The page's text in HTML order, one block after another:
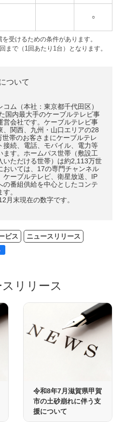
○
受けるための条件があります。
まで（1回あたり1台）となります。
ついて
ム（本社：東京都千代田区）
国内最大手のケーブルテレビ事
営会社です。ケーブルテレビ事
、関西、九州・山口エリアの28
帯のお客さまにケーブルテレ
接続、電話、モバイル、電力等
ます。ホームパス世帯（敷設工
いただける世帯）は約2,113万世
おいては、17の専門チャンネル
ケーブルテレビ、衛星放送、IP
の番組供給を中心としたコンテ
。
月末現在の数字です。
ビス ニュースリリース
リリース
令和8年7月滋賀県甲賀
市の土砂崩れに伴う支
援について